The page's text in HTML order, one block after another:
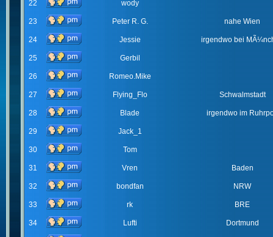
22 wody
23 Peter R. G. nahe Wien
24 Jessie irgendwo bei
25 Gerbil
26 Romeo.Mike
27 Flying_Flo Schwalmstadt
28 Blade irgendwo im
29 Jack_1
30 Tom
31 Vren Baden
32 bondfan NRW
33 rk BRE
34 Lufti Dortmund